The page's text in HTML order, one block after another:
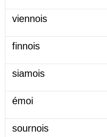
viennois
finnois
siamois
émoi
sournois